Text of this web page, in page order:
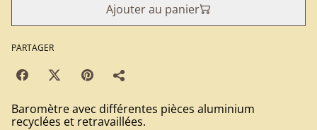
Ajouter au panier
PARTAGER
Baromètre avec différentes pièces aluminium
recyclées et retravaillées.